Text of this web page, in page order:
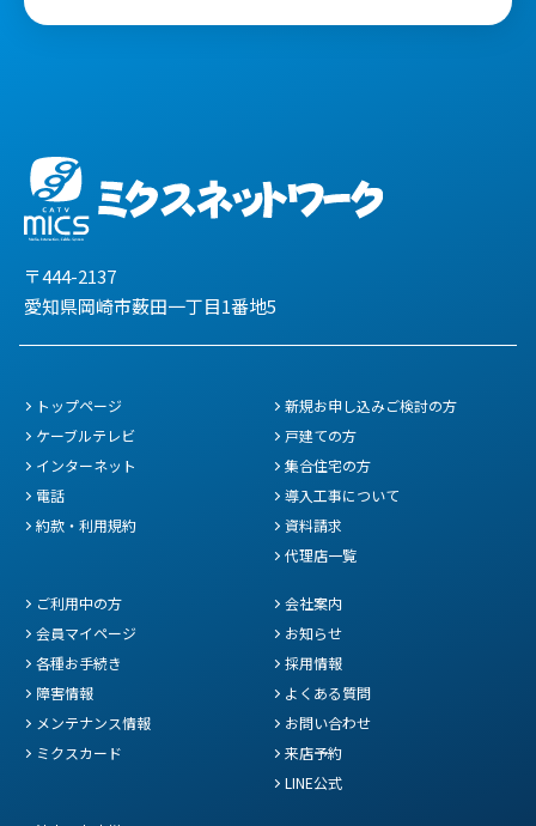
〒444-2137
愛知県岡崎市薮田一丁目1番地5
トップページ
ケーブルテレビ
インターネット
電話
約款・利用規約
新規お申し込みご検討の方
戸建ての方
集合住宅の方
導入工事について
資料請求
代理店一覧
ご利用中の方
会員マイページ
各種お手続き
障害情報
メンテナンス情報
ミクスカード
会社案内
お知らせ
採用情報
よくある質問
お問い合わせ
来店予約
LINE公式